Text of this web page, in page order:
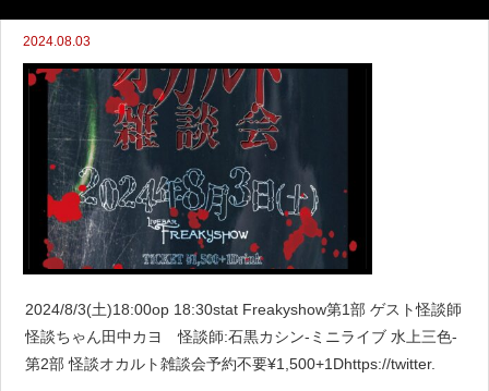
2024.08.03
2024/8/3(土)18:00op 18:30stat Freakyshow第1部 ゲスト怪談師
怪談ちゃん田中カヨ 怪談師:石黒カシン-ミニライブ 水上三色-
第2部 怪談オカルト雑談会予約不要¥1,500+1Dhttps://twitter.